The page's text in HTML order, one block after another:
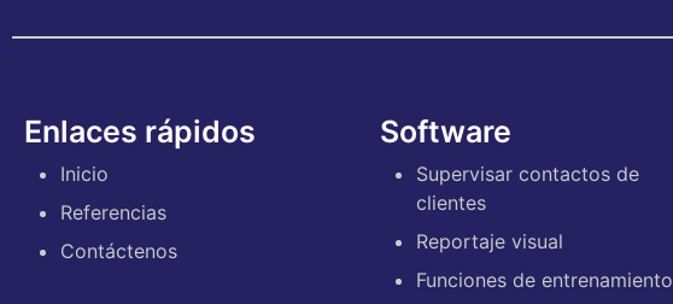
Enlaces rápidos
Inicio
Referencias
Contáctenos
Software
Supervisar contactos de
clientes
Reportaje visual
Funciones de entrenamiento